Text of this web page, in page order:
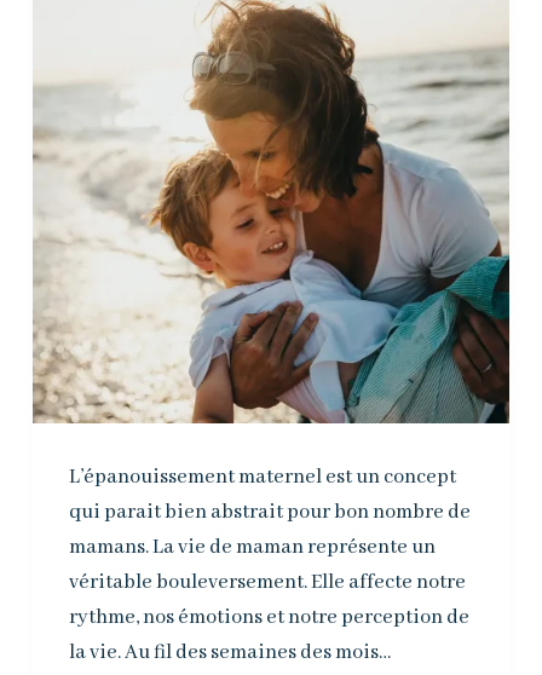
L’épanouissement maternel est un concept
qui parait bien abstrait pour bon nombre de
mamans. La vie de maman représente un
véritable bouleversement. Elle affecte notre
rythme, nos émotions et notre perception de
la vie. Au fil des semaines des mois…